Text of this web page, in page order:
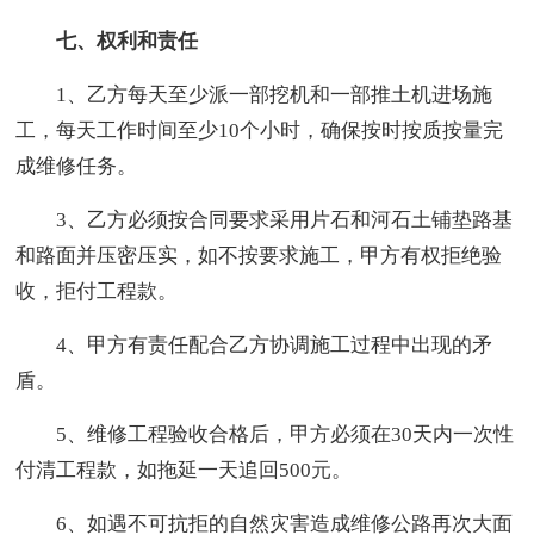
七、权利和责任
1、乙方每天至少派一部挖机和一部推土机进场施
工，每天工作时间至少10个小时，确保按时按质按量完
成维修任务。
3、乙方必须按合同要求采用片石和河石土铺垫路基
和路面并压密压实，如不按要求施工，甲方有权拒绝验
收，拒付工程款。
4、甲方有责任配合乙方协调施工过程中出现的矛
盾。
5、维修工程验收合格后，甲方必须在30天内一次性
付清工程款，如拖延一天追回500元。
6、如遇不可抗拒的自然灾害造成维修公路再次大面